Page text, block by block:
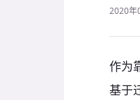
2020年
作为
基于